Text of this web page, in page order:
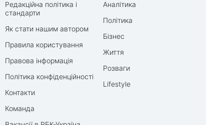
Редакційна політика і
стандарти
Як стати нашим автором
Правила користування
Правова інформація
Політика конфіденційності
Контакти
Команда
Аналітика
Політика
Бізнес
Життя
Розваги
Lifestyle